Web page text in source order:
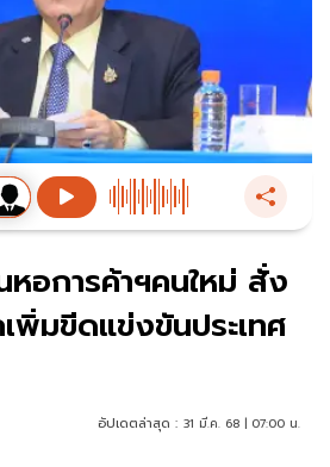
หอการค้าฯคนใหม่ สั่ง
พิ่มขีดแข่งขันประเทศ
อัปเดตล่าสุด : 31 มี.ค. 68 | 07:00 น.